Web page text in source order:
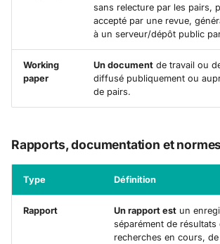
sans relecture par les pairs,
accepté par une revue,
à un serveur/dépôt public
Working
paper
Un document de travail ou
diffusé publiquement ou
de pairs.
Rapports, documentation et normes
Type Définition
Rapport Un rapport est un
séparément de
recherches en cours,